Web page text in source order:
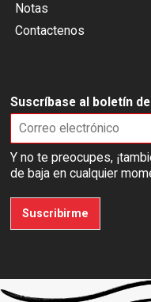
Notas
Contactenos
Suscríbase al boletín
Y no te preocupes,
de baja en cualquier
Suscribirme